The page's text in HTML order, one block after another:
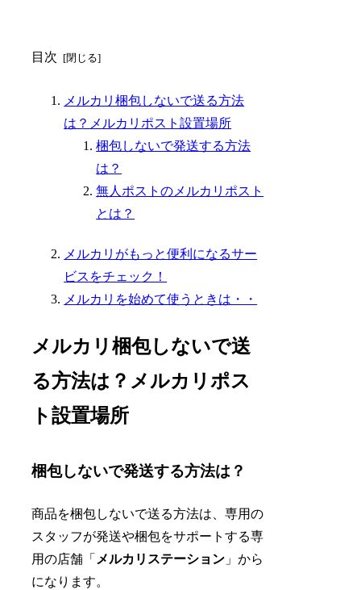
目次
メルカリ梱包しないで送る方法
は？メルカリポスト設置場所
梱包しないで発送する方法
は？
無人ポストのメルカリポスト
とは？
メルカリがもっと便利になるサー
ビスをチェック！
メルカリを始めて使うときは・・
メルカリ梱包しないで送
る方法は？メルカリポス
ト設置場所
梱包しないで発送する方法は？
商品を梱包しないで送る方法は、専用の
スタッフが発送や梱包をサポートする専
用の店舗「 メルカリステーション 」から
になります。